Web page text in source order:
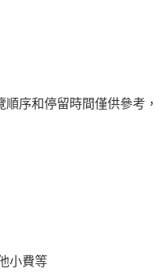
序和停留時間僅供參考
小費等